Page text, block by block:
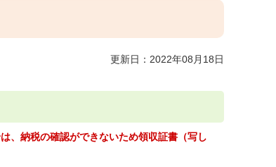
更新日：2022年08月18日
、納税の確認ができないため領収証書（写し